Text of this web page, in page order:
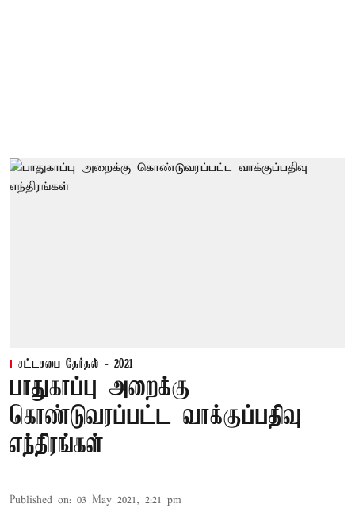
சட்டசபை தேர்தல் - 2021
பாதுகாப்பு அறைக்கு
கொண்டுவரப்பட்ட வாக்குப்பதிவு
எந்திரங்கள்
Published on: 03 May 2021, 2:21 pm